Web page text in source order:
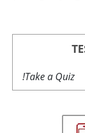
Take a Quiz!